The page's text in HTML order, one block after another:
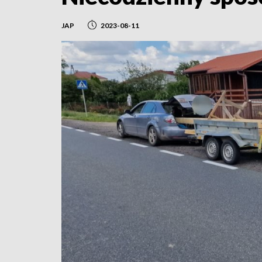
JAP 2023-08-11